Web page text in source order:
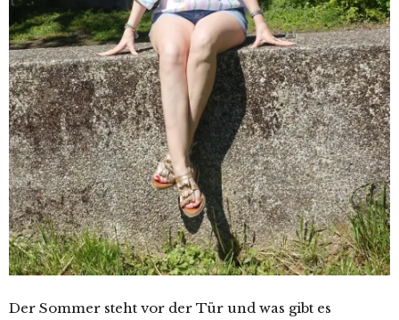
Der Sommer steht vor der Tür und was gibt es